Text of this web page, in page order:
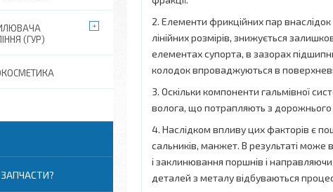
2. Елементи фрикційних пар
лінійних розмірів, знижується
елементах супорта, в зазорах
колодок впроваджуються в
3. Оскільки компоненти гальмівної
волога, що потрапляють з
4. Наслідком впливу цих факторів є
сальників, манжет. В результаті може
і заклинювання поршнів і
деталей з металу відбуваються
(ГУР)